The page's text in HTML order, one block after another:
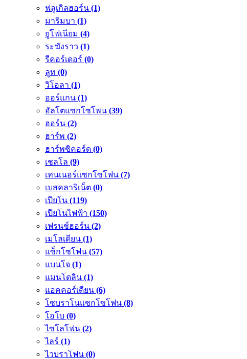
ฟลูเกิลฮอร์น (1)
มาริมบา (1)
ยูโฟเนียม (4)
ระฆังราว (1)
รีคอร์เดอร์ (0)
ลูท (0)
วิโอลา (1)
ออร์แกน (1)
อัลโตแซกโซโพน (39)
ฮอร์น (2)
ฮาร์พ (2)
ฮาร์พซิคอร์ด (0)
เชลโล (9)
เทนเนอร์แซกโซโฟน (7)
เบสคลาริเน็ต (0)
เปียโน (119)
เปียโนไฟฟ้า (150)
เฟรนช์ฮอร์น (2)
เมโลเดียน (1)
แซ็กโซโฟน (57)
แบนโจ (1)
แมนโดลิน (1)
แอคคอร์เดียน (6)
โซบราโนแซกโซโฟน (8)
โอโบ (0)
ไซโลโฟน (2)
ไลร์ (1)
ไวบราโฟน (0)